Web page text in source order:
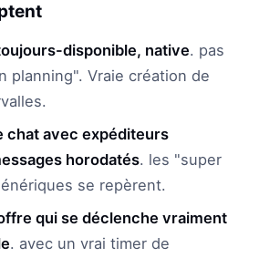
disponible, native. pas
planning". Vraie création de
chat avec expéditeurs
horodatés. les "super
se repèrent.
qui se déclenche vraiment
. avec un vrai timer de